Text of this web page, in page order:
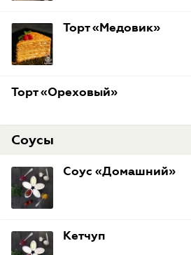
Торт «Медовик»
Торт «Ореховый»
Соусы
Соус «Домашний»
Кетчуп